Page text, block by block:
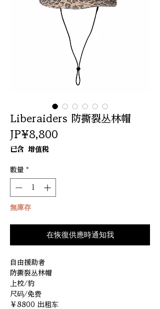
Liberaiders 防撕裂丛林帽
JP¥8,800
已含 增值税
數量 *
無庫存
在恢復供應時通知我
自由援助者
防撕裂丛林帽
上校/豹
尺码/免费
￥8800 出租车